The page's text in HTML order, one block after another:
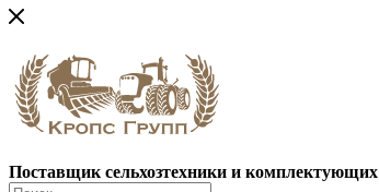
Поставщик сельхозтехники и комплектующих